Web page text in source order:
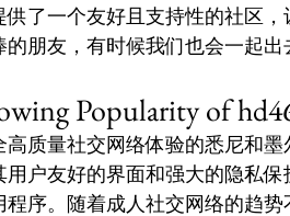
供了一个友好且支持性的社区
的朋友，有时候我们也会一起
Popularity of
高质量社交网络体验的悉尼和
用户友好的界面和强大的隐私
程序。随着成人社交网络的趋